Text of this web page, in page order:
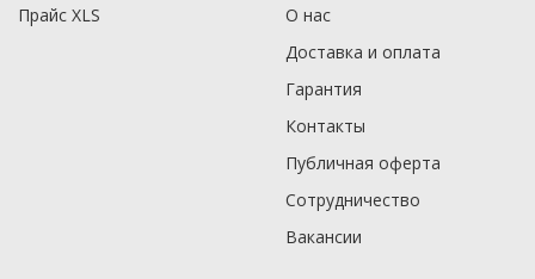
Прайс XLS
О нас
Доставка и оплата
Гарантия
Контакты
Публичная оферта
Сотрудничество
Вакансии